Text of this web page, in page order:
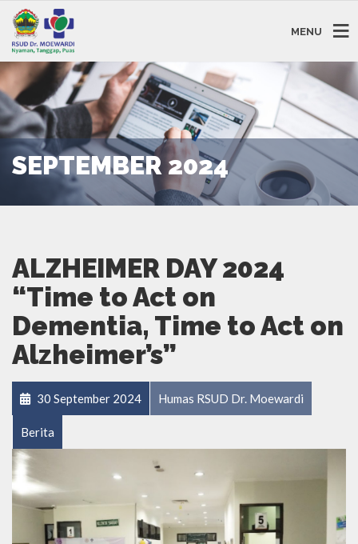
MENU
SEPTEMBER 2024
ALZHEIMER DAY 2024
“Time to Act on
Dementia, Time to Act on
Alzheimer’s”
30 September 2024 Humas RSUD Dr. Moewardi
Berita